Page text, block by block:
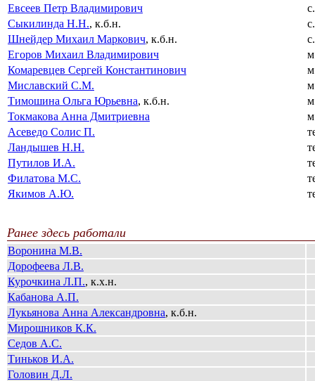
Евсеев Петр Владимирович
Сыкилинда Н.Н., к.б.н.
Шнейдер Михаил Маркович, к.б.н.
Егоров Михаил Владимирович
Комаревцев Сергей Константинович
Миславский С.М.
Тимошина Ольга Юрьевна, к.б.н.
Токмакова Анна Дмитриевна
Асеведо Солис П.
Ландышев Н.Н.
Путилов И.А.
Филатова М.С.
Якимов А.Ю.
Ранее здесь работали
Воронина М.В.
Дорофеева Л.В.
Курочкина Л.П., к.х.н.
Кабанова А.П.
Лукьянова Анна Александровна, к.б.н.
Мирошников К.К.
Седов А.С.
Тиньков И.А.
Головин Д.Л.